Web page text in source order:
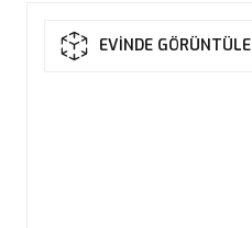
EVİNDE GÖRÜNTÜLE